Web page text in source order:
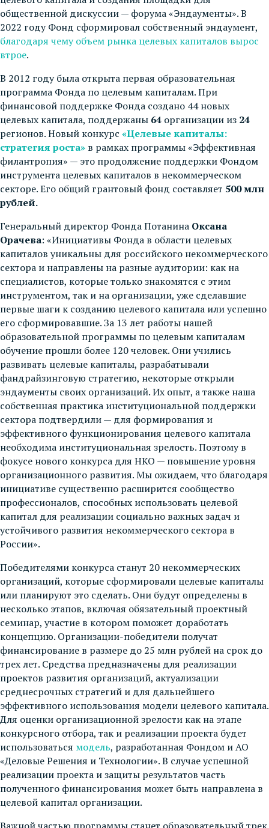
общественной дискуссии — форума «Эндаументы». В
2022 году Фонд сформировал собственный эндаумент,
благодаря чему объем рынка целевых капиталов вырос
втрое.
В 2012 году была открыта первая образовательная
программа Фонда по целевым капиталам. При
финансовой поддержке Фонда создано 44 новых
целевых капитала, поддержаны 64 организации из 24
регионов. Новый конкурс «Целевые капиталы:
стратегия роста» в рамках программы «Эффективная
филантропия» — это продолжение поддержки Фондом
инструмента целевых капиталов в некоммерческом
секторе. Его общий грантовый фонд составляет 500 млн
рублей.
Генеральный директор Фонда Потанина Оксана
Орачева: «Инициативы Фонда в области целевых
капиталов уникальны для российского некоммерческого
сектора и направлены на разные аудитории: как на
специалистов, которые только знакомятся с этим
инструментом, так и на организации, уже сделавшие
первые шаги к созданию целевого капитала или успешно
его сформировавшие. За 13 лет работы нашей
образовательной программы по целевым капиталам
обучение прошли более 120 человек. Они учились
развивать целевые капиталы, разрабатывали
фандрайзинговую стратегию, некоторые открыли
эндаументы своих организаций. Их опыт, а также наша
собственная практика институциональной поддержки
сектора подтвердили — для формирования и
эффективного функционирования целевого капитала
необходима институциональная зрелость. Поэтому в
фокусе нового конкурса для НКО — повышение уровня
организационного развития. Мы ожидаем, что благодаря
инициативе существенно расширится сообщество
профессионалов, способных использовать целевой
капитал для реализации социально важных задач и
устойчивого развития некоммерческого сектора в
России».
Победителями конкурса станут 20 некоммерческих
организаций, которые сформировали целевые капиталы
или планируют это сделать. Они будут определены в
несколько этапов, включая обязательный проектный
семинар, участие в котором поможет доработать
концепцию. Организации-победители получат
финансирование в размере до 25 млн рублей на срок до
трех лет. Средства предназначены для реализации
проектов развития организаций, актуализации
среднесрочных стратегий и для дальнейшего
эффективного использования модели целевого капитала.
Для оценки организационной зрелости как на этапе
конкурсного отбора, так и реализации проекта будет
использоваться модель, разработанная Фондом и АО
«Деловые Решения и Технологии». В случае успешной
реализации проекта и защиты результатов часть
полученного финансирования может быть направлена в
целевой капитал организации.